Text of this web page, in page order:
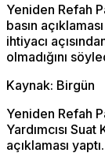
Yeniden Refah
basın
ihtiyacı
olmadığını
Kaynak: Birgün
Yeniden Refah
Yardımcısı Suat
açıklaması yaptı.